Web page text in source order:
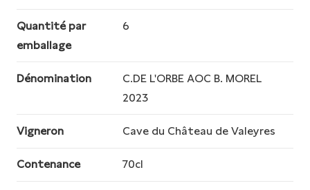
Quantité par
emballage
6
Dénomination
C.DE L'ORBE AOC B. MOREL
2023
Vigneron Cave du Château de Valeyres
Contenance 70cl